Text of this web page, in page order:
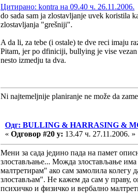
Цитирано: kontra на 09.40 ч. 26.11.2006.
do sada sam ja zlostavljanje uvek koristila
zlostavljanja "grešniji".
A da li, za tebe (i ostale) te dve reci imaju
Pitam, jer po dfiniciji, bullying je vise
nesto izmedju ta dva.
Ni najtemeljnije planiranje ne može da
Одг: BULLING & HARRASING &
« Одговор #20 у: 13.47 ч. 27.11.2006. »
Мени за сада једино пада на памет
злостављање... Можда злостављање има
малтретирам" ако сам замолила
злостављам". Не кажем да сам у праву,
психичко и физичко и вербално